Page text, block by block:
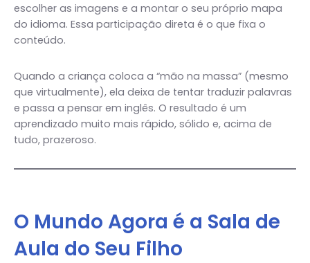
escolher as imagens e a montar o seu próprio mapa
do idioma. Essa participação direta é o que fixa o
conteúdo.
Quando a criança coloca a “mão na massa” (mesmo
que virtualmente), ela deixa de tentar traduzir palavras
e passa a pensar em inglês. O resultado é um
aprendizado muito mais rápido, sólido e, acima de
tudo, prazeroso.
O Mundo Agora é a Sala de
Aula do Seu Filho